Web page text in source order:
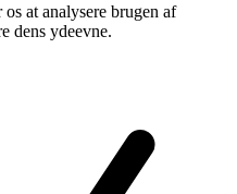
at analysere brugen af
dens ydeevne.